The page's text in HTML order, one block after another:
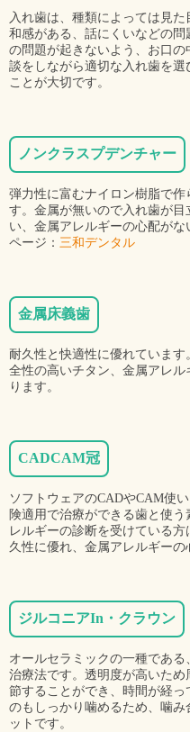
入れ歯は、種類によっては見
和感がある、話にくいなどの
の問題が起きないよう、お口
談をしながら適切な入れ歯を
ことが大切です。
ノンクラスプデンチャー
弾力性に富むナイロン樹脂で
す。金属が無いので入れ歯が
い、金属アレルギーの心配が
ページ： 三和デンタル
金属床義歯
耐久性と快適性に優れていま
全性の高いチタン、金属アレ
ります。
CADCAM冠
ソフトウェアのCADやCAM使
険適用で治療ができる歯と使
レルギーの診断を受けている
久性に優れ、金属アレルギーの
ジルコニアIn・クラウン
オールセラミックの一種であ
治療法です。透明度が高いた
節することができ、時間が経
のもしっかり噛めるため、噛
ットです。